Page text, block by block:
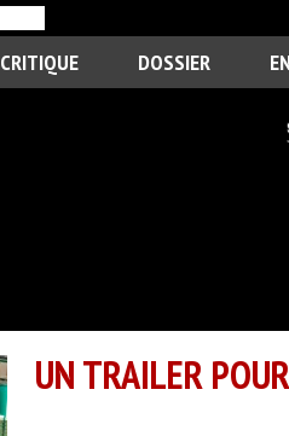
CRITIQUE DOSSIER
UN TRAILER